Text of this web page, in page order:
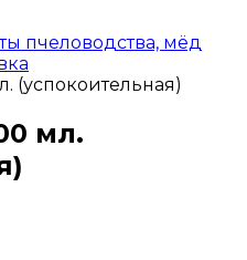
пчеловодства, мёд
(успокоительная)
мл.